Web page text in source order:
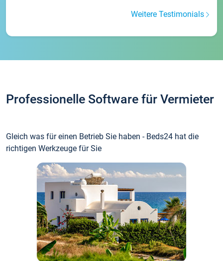
Weitere Testimonials
Professionelle Software für Vermieter
Gleich was für einen Betrieb Sie haben - Beds24 hat die
richtigen Werkzeuge für Sie